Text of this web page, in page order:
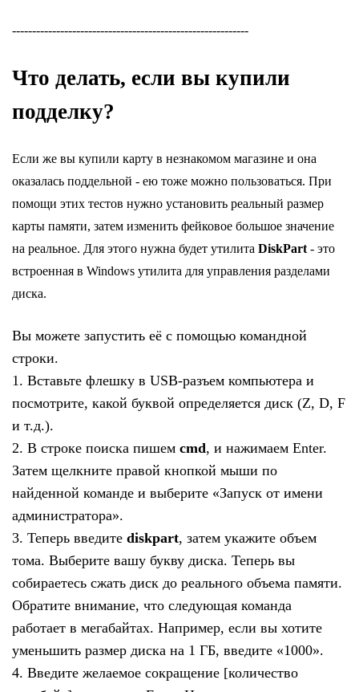
-----------------------------------------------------------
Что делать, если вы купили
подделку?
Если же вы купили карту в незнакомом магазине и она
оказалась поддельной - ею тоже можно пользоваться. При
помощи этих тестов нужно установить реальный размер
карты памяти, затем изменить фейковое большое значение
на реальное. Для этого нужна будет утилита DiskPart - это
встроенная в Windows утилита для управления разделами
диска.
Вы можете запустить её с помощью командной
строки.
1. Вставьте флешку в USB-разъем компьютера и
посмотрите, какой буквой определяется диск (Z, D, F
и т.д.).
2. В строке поиска пишем cmd, и нажимаем Enter.
Затем щелкните правой кнопкой мыши по
найденной команде и выберите «Запуск от имени
администратора».
3. Теперь введите diskpart, затем укажите объем
тома. Выберите вашу букву диска. Теперь вы
собираетесь сжать диск до реального объема памяти.
Обратите внимание, что следующая команда
работает в мегабайтах. Например, если вы хотите
уменьшить размер диска на 1 ГБ, введите «1000».
4. Введите желаемое сокращение [количество